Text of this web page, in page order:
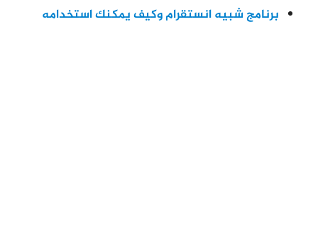
برنامج شبيه انستقرام وكيف يمكنك استخدامه